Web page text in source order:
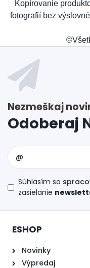
Kopírovanie
fotografií bez
Súhlasím so
zasielanie
ESHOP
Novinky
Výpredaj